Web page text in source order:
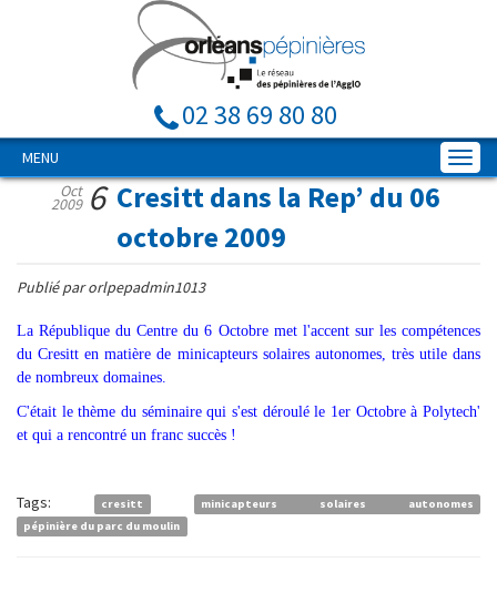
02 38 69 80 80
MENU
Cresitt dans la Rep’ du 06
octobre 2009
Oct
2009 6
Publié par orlpepadmin1013
La République du Centre du 6 Octobre met l'accent sur les compétences
du Cresitt en matière de minicapteurs solaires autonomes, très utile dans
de nombreux domaines.
C'était le thème du séminaire qui s'est déroulé le 1er Octobre à Polytech'
et qui a rencontré un franc succès !
Tags: cresitt
minicapteurs solaires autonomes
pépinière du parc du moulin